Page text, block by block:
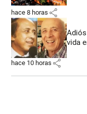
hace 8 horas share
vida
hace 10 horas share